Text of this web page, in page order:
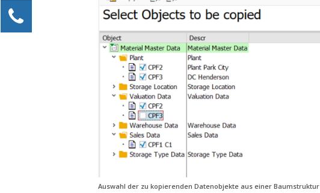
Auswahl der zu kopierenden Datenobjekte aus einer Baumstruktur
Kontaktieren Sie uns!
Alexander Kössner-Maier
Kundenservice
0211 946 285 72-15
Alexander.Koessner-Maier@erlebe-software.de
Ihre Anfrage